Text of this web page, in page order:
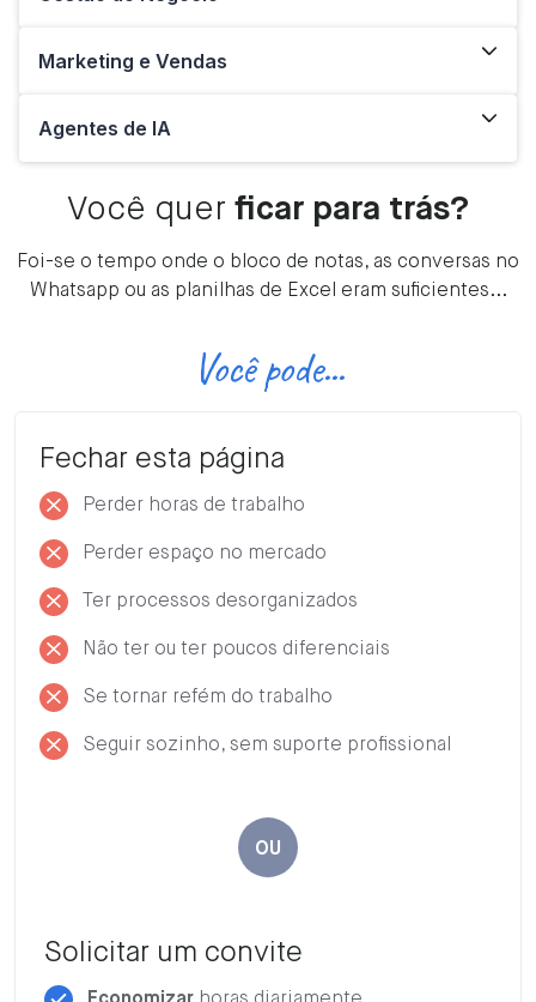
Marketing e Vendas
Agentes de IA
Você quer ficar para trás?
Foi-se o tempo onde o bloco de notas, as conversas no
Whatsapp ou as planilhas de Excel eram suficientes...
Você pode...
Fechar esta página
Perder horas de trabalho
Perder espaço no mercado
Ter processos desorganizados
Não ter ou ter poucos diferenciais
Se tornar refém do trabalho
Seguir sozinho, sem suporte profissional
OU
Solicitar um convite